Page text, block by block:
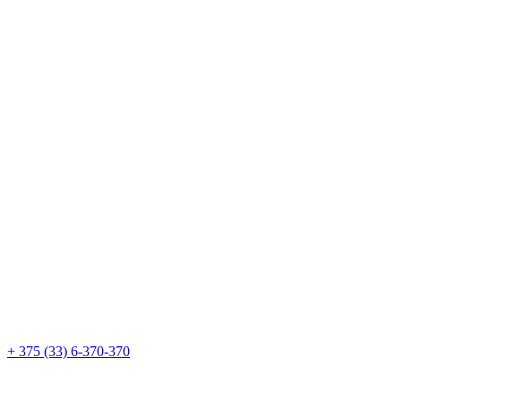
+ 375 (33) 6-370-370